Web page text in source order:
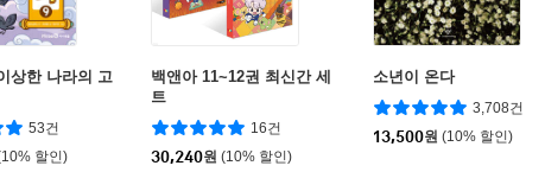
상한 나라의 고
53건
할인)
백앤아 11~12권 최신간 세
트
16건
30,240원 (10% 할인)
소년이 온다
3,708건
13,500원 (10% 할인)